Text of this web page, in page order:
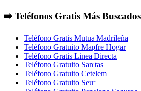
➡️ Teléfonos Gratis Más Buscados
Teléfono Gratis Mutua Madrileña
Teléfono Gratuito Mapfre Hogar
Teléfono Gratis Linea Directa
Teléfono Gratuito Sanitas
Teléfono Gratuito Cetelem
Teléfono Gratuito Seur